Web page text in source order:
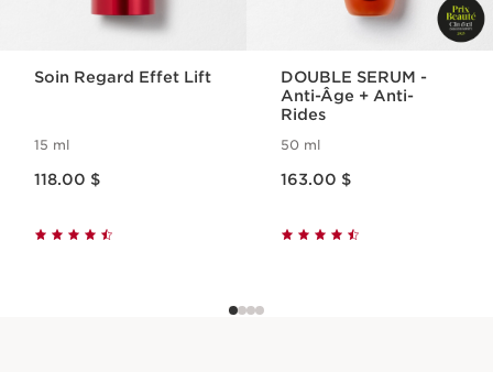
Soin Regard Effet Lift
15 ml
118.00 $
DOUBLE SERUM -
Anti-Âge + Anti-
Rides
50 ml
163.00 $